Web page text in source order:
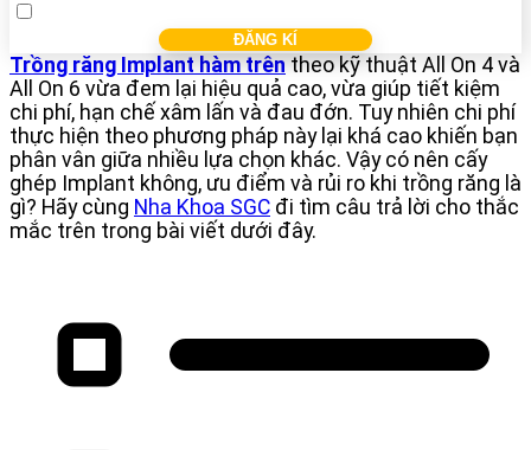
Trồng răng Implant hàm trêntheo kỹ thuật All On 4 và
All On 6 vừa đem lại hiệu quả cao, vừa giúp tiết kiệm
chi phí, hạn chế xâm lấn và đau đớn. Tuy nhiên chi phí
thực hiện theo phương pháp này lại khá cao khiến bạn
phân vân giữa nhiều lựa chọn khác. Vậy có nên cấy
ghép Implant không, ưu điểm và rủi ro khi trồng răng là
gì? Hãy cùng Nha Khoa SGC đi tìm câu trả lời cho thắc
mắc trên trong bài viết dưới đây.